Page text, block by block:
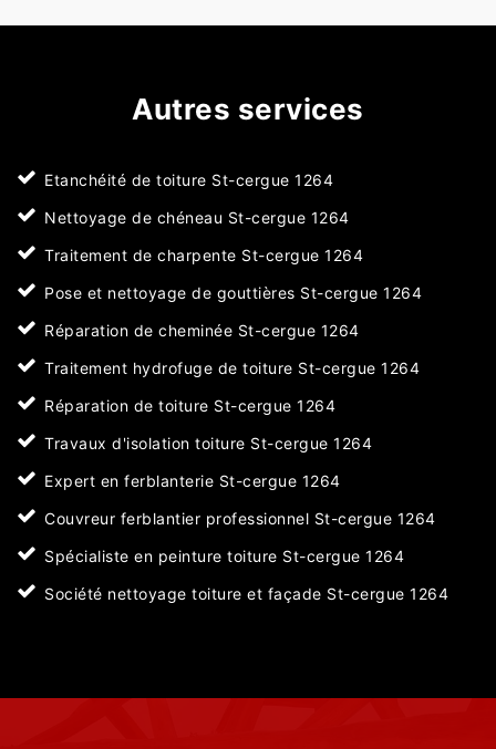
Autres services
Etanchéité de toiture St-cergue 1264
Nettoyage de chéneau St-cergue 1264
Traitement de charpente St-cergue 1264
Pose et nettoyage de gouttières St-cergue 1264
Réparation de cheminée St-cergue 1264
Traitement hydrofuge de toiture St-cergue 1264
Réparation de toiture St-cergue 1264
Travaux d'isolation toiture St-cergue 1264
Expert en ferblanterie St-cergue 1264
Couvreur ferblantier professionnel St-cergue 1264
Spécialiste en peinture toiture St-cergue 1264
Société nettoyage toiture et façade St-cergue 1264